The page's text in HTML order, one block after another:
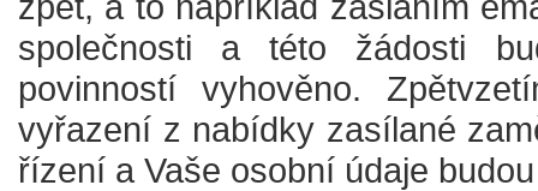
společnosti a této žádosti
povinností vyhověno.
vyřazení z nabídky zasílané
řízení a Vaše osobní údaje